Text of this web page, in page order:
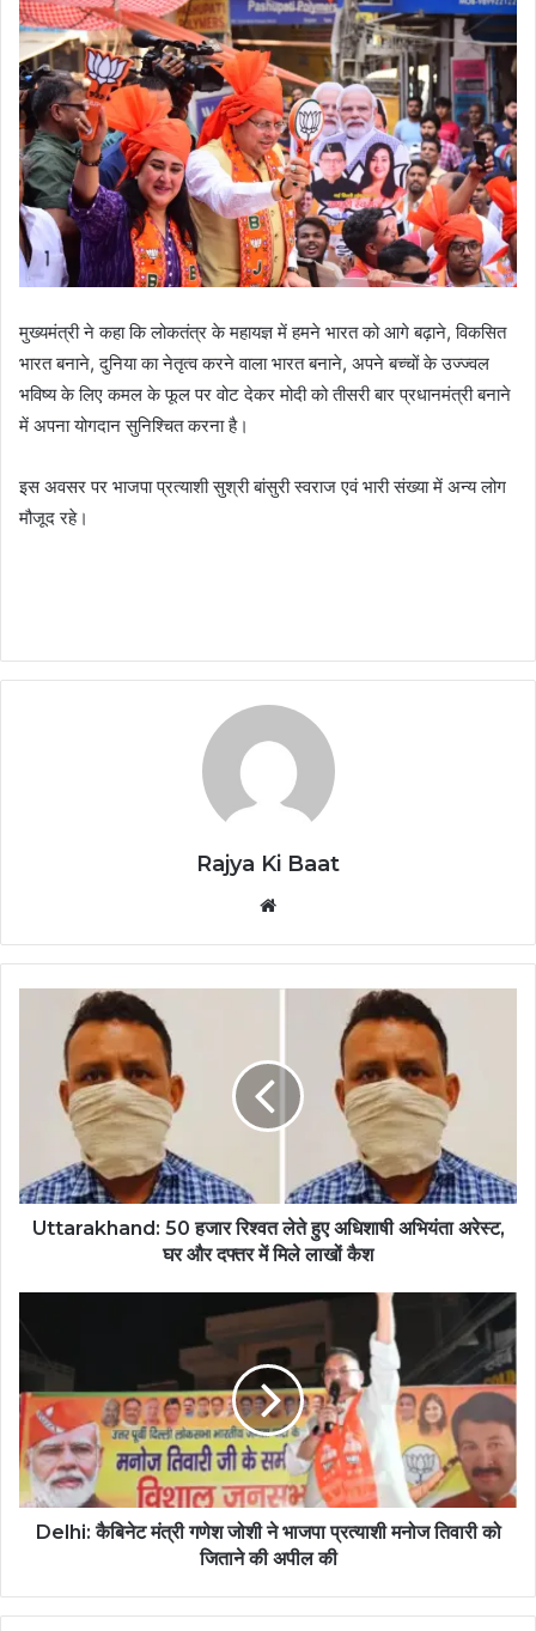
मुख्यमंत्री ने कहा कि लोकतंत्र के महायज्ञ में हमने भारत को आगे बढ़ाने, विकसित
भारत बनाने, दुनिया का नेतृत्व करने वाला भारत बनाने, अपने बच्चों के उज्ज्वल
भविष्य के लिए कमल के फूल पर वोट देकर मोदी को तीसरी बार प्रधानमंत्री बनाने
में अपना योगदान सुनिश्चित करना है।
इस अवसर पर भाजपा प्रत्याशी सुश्री बांसुरी स्वराज एवं भारी संख्या में अन्य लोग
मौजूद रहे।
Rajya Ki Baat
Uttarakhand: 50 हजार रिश्वत लेते हुए अधिशाषी अभियंता अरेस्ट,
घर और दफ्तर में मिले लाखों कैश
Delhi: कैबिनेट मंत्री गणेश जोशी ने भाजपा प्रत्याशी मनोज तिवारी को
जिताने की अपील की